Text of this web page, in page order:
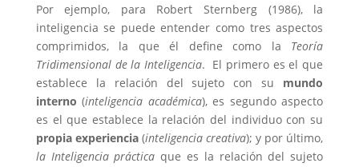
Por ejemplo, para Robert Sternberg (1986), la
inteligencia se puede entender como tres aspectos
comprimidos, la que él define como la Teoría
Tridimensional de la Inteligencia. El primero es el que
establece la relación del sujeto con su mundo
interno (inteligencia académica), es segundo aspecto
es el que establece la relación del individuo con su
propia experiencia(inteligencia creativa); y por último,
la Inteligencia práctica que es la relación del sujeto